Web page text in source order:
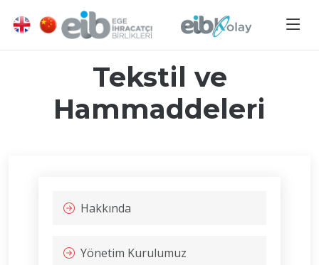
Tekstil ve
Hammaddeleri
Hakkında
Yönetim Kurulumuz